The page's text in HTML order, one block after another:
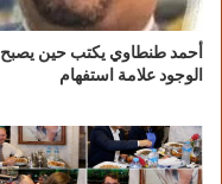
أحمد طنطاوي يكتب حين يصبح
الوجود علامة استفهام